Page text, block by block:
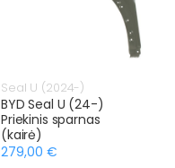
Seal U (2024-)
BYD Seal U (24-)
Priekinis sparnas
(kairė)
279,00 €